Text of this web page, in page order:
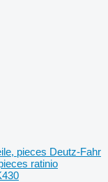
pieces Deutz-Fahr
ratinio